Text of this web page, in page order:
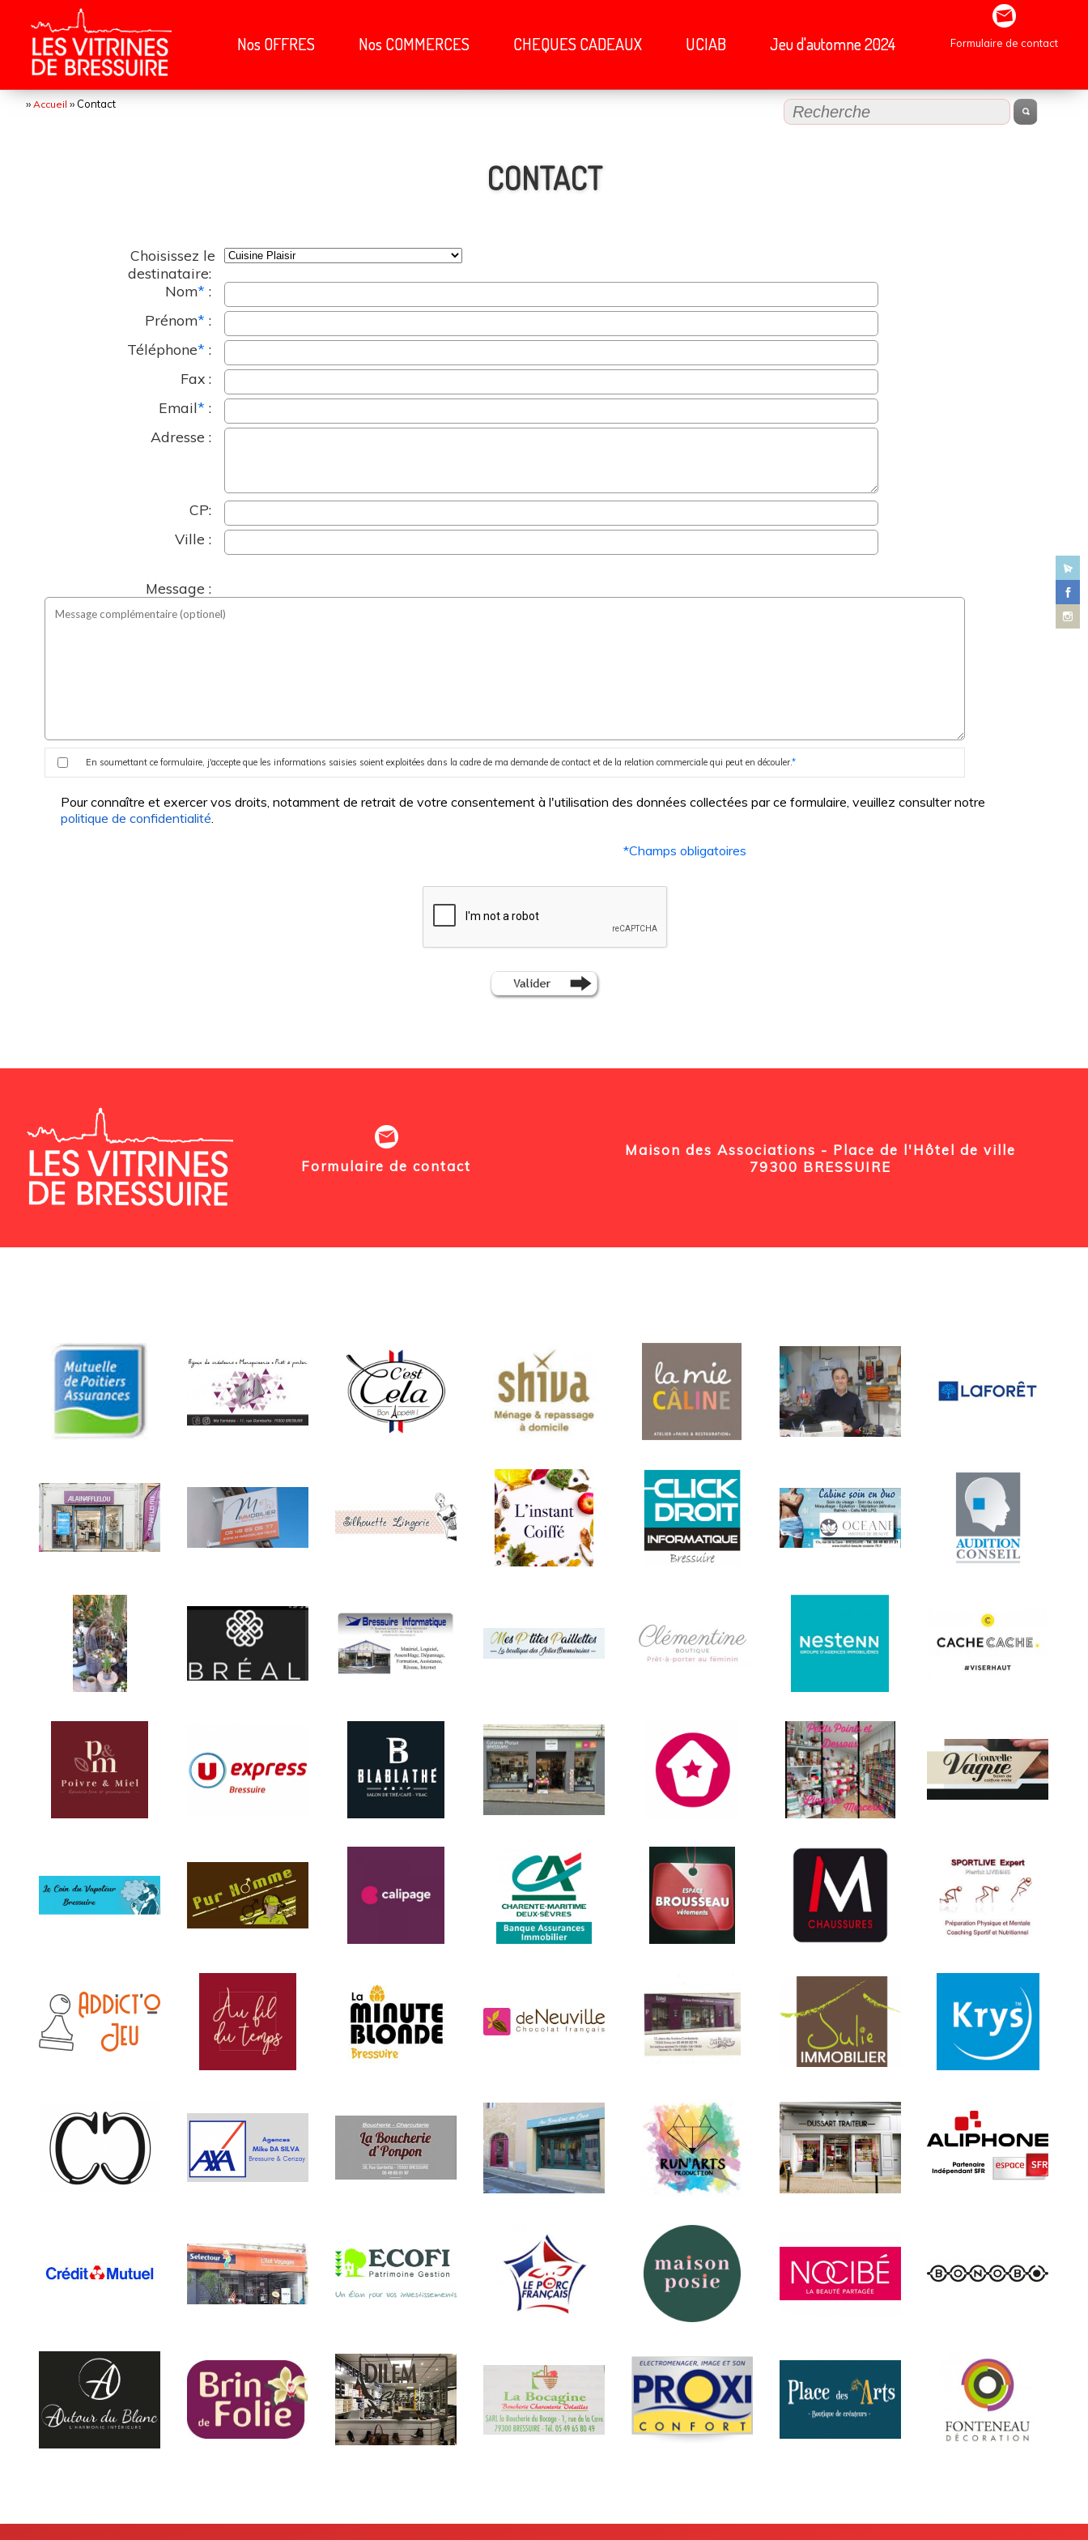
Formulaire de contact
Nos OFFRES Nos COMMERCES CHEQUES CADEAUX UCIAB Jeu d'automne 2024
›› Accueil ›› Contact
CONTACT
Choisissez le
destinataire:
Nom* :
Prénom* :
Téléphone* :
Fax :
Email* :
Adresse :
CP:
Ville :
Message :
En soumettant ce formulaire, j'accepte que les informations saisies soient exploitées dans la cadre de ma demande de contact et de la relation commerciale qui peut en découler.*
Pour connaître et exercer vos droits, notamment de retrait de votre consentement à l'utilisation des données collectées par ce formulaire, veuillez consulter notre
politique de confidentialité
*Champs obligatoires
Formulaire de contact
Maison des Associations - Place de l'Hôtel de ville
79300 BRESSUIRE